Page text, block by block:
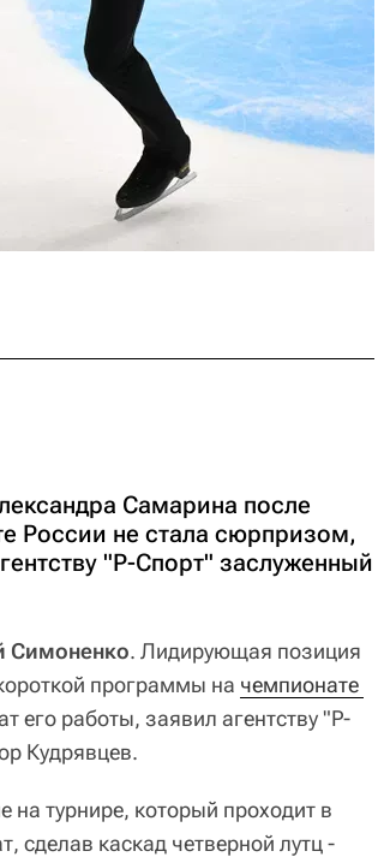
Самарина после
России не стала сюрпризом,
"Р-Спорт" заслуженный
Симоненко. Лидирующая позиция
программы на чемпионате
его работы, заявил агентству "Р-
Кудрявцев.
на турнире, который проходит в
сделав каскад четверной лутц -